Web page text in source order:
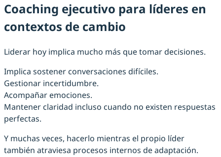
Coaching ejecutivo para líderes en
contextos de cambio
Liderar hoy implica mucho más que tomar decisiones.
Implica sostener conversaciones difíciles.
Gestionar incertidumbre.
Acompañar emociones.
Mantener claridad incluso cuando no existen respuestas
perfectas.
Y muchas veces, hacerlo mientras el propio líder
también atraviesa procesos internos de adaptación.